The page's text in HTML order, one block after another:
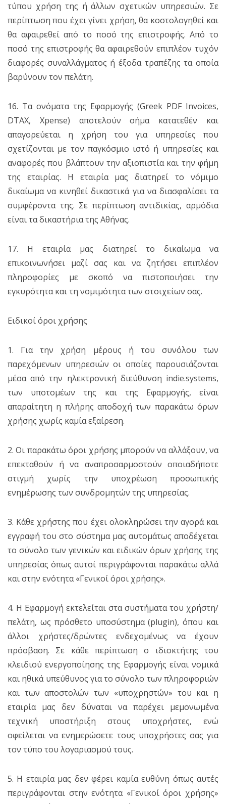
τύπου χρήση της ή άλλων σχετικών υπηρεσιών. Σε
περίπτωση που έχει γίνει χρήση, θα κοστολογηθεί και
θα αφαιρεθεί από το ποσό της επιστροφής. Από το
ποσό της επιστροφής θα αφαιρεθούν επιπλέον τυχόν
διαφορές συναλλάγματος ή έξοδα τραπέζης τα οποία
βαρύνουν τον πελάτη.
16. Τα ονόματα της Εφαρμογής (Greek PDF Invoices,
DTAX, Xpense) αποτελούν σήμα κατατεθέν και
απαγορεύεται η χρήση του για υπηρεσίες που
σχετίζονται με τον παγκόσμιο ιστό ή υπηρεσίες και
αναφορές που βλάπτουν την αξιοπιστία και την φήμη
της εταιρίας. Η εταιρία μας διατηρεί το νόμιμο
δικαίωμα να κινηθεί δικαστικά για να διασφαλίσει τα
συμφέροντα της. Σε περίπτωση αντιδικίας, αρμόδια
είναι τα δικαστήρια της Αθήνας.
17. Η εταιρία μας διατηρεί το δικαίωμα να
επικοινωνήσει μαζί σας και να ζητήσει επιπλέον
πληροφορίες με σκοπό να πιστοποιήσει την
εγκυρότητα και τη νομιμότητα των στοιχείων σας.
Ειδικοί όροι χρήσης
1. Για την χρήση μέρους ή του συνόλου των
παρεχόμενων υπηρεσιών οι οποίες παρουσιάζονται
μέσα από την ηλεκτρονική διεύθυνση indie.systems,
των υποτομέων της και της Εφαρμογής, είναι
απαραίτητη η πλήρης αποδοχή των παρακάτω όρων
χρήσης χωρίς καμία εξαίρεση.
2. Οι παρακάτω όροι χρήσης μπορούν να αλλάξουν, να
επεκταθούν ή να αναπροσαρμοστούν οποιαδήποτε
στιγμή χωρίς την υποχρέωση προσωπικής
ενημέρωσης των συνδρομητών της υπηρεσίας.
3. Κάθε χρήστης που έχει ολοκληρώσει την αγορά και
εγγραφή του στο σύστημα μας αυτομάτως αποδέχεται
το σύνολο των γενικών και ειδικών όρων χρήσης της
υπηρεσίας όπως αυτοί περιγράφονται παρακάτω αλλά
και στην ενότητα «Γενικοί όροι χρήσης».
4. Η Εφαρμογή εκτελείται στα συστήματα του χρήστη/
πελάτη, ως πρόσθετο υποσύστημα (plugin), όπου και
άλλοι χρήστες/δρώντες ενδεχομένως να έχουν
πρόσβαση. Σε κάθε περίπτωση ο ιδιοκτήτης του
κλειδιού ενεργοποίησης της Εφαρμογής είναι νομικά
και ηθικά υπεύθυνος για το σύνολο των πληροφοριών
και των αποστολών των «υποχρηστών» του και η
εταιρία μας δεν δύναται να παρέχει μεμονωμένα
τεχνική υποστήριξη στους υποχρήστες, ενώ
οφείλεται να ενημερώσετε τους υποχρήστες σας για
τον τύπο του λογαριασμού τους.
5. Η εταιρία μας δεν φέρει καμία ευθύνη όπως αυτές
περιγράφονται στην ενότητα «Γενικοί όροι χρήσης»